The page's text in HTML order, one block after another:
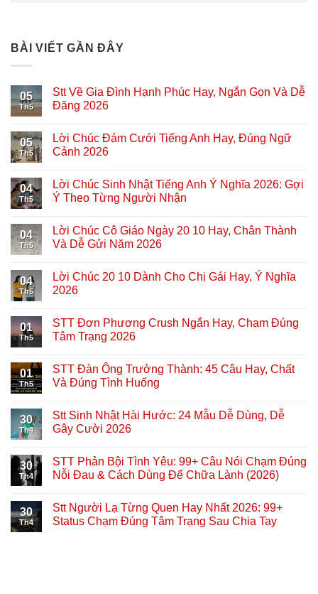
BÀI VIẾT GẦN ĐÂY
05
Th5
Stt Về Gia Đình Hạnh Phúc Hay, Ngắn Gọn Và Dễ
Đăng 2026
05
Th5
Lời Chúc Đám Cưới Tiếng Anh Hay, Đúng Ngữ
Cảnh 2026
04
Th5
Lời Chúc Sinh Nhật Tiếng Anh Ý Nghĩa 2026: Gợi
Ý Theo Từng Người Nhận
04
Th5
Lời Chúc Cô Giáo Ngày 20 10 Hay, Chân Thành
Và Dễ Gửi Năm 2026
04
Th5
Lời Chúc 20 10 Dành Cho Chị Gái Hay, Ý Nghĩa
2026
01
Th5
STT Đơn Phương Crush Ngắn Hay, Chạm Đúng
Tâm Trạng 2026
01
Th5
STT Đàn Ông Trưởng Thành: 45 Câu Hay, Chất
Và Đúng Tình Huống
30
Th4
Stt Sinh Nhật Hài Hước: 24 Mẫu Dễ Dùng, Dễ
Gây Cười 2026
30
Th4
STT Phản Bội Tình Yêu: 99+ Câu Nói Chạm Đúng
Nỗi Đau & Cách Dùng Để Chữa Lành (2026)
30
Th4
Stt Người Lạ Từng Quen Hay Nhất 2026: 99+
Status Chạm Đúng Tâm Trạng Sau Chia Tay